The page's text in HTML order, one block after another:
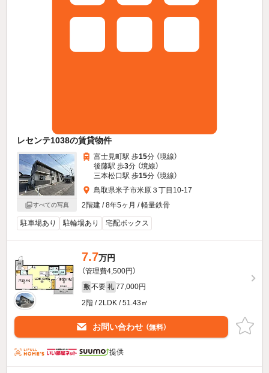
レセンテ1038の賃貸物件
すべての写真
富士見町駅 歩15分 （境線）
後藤駅 歩3分 （境線）
三本松口駅 歩15分 （境線）
鳥取県米子市米原３丁目10-17
2階建 / 8年5ヶ月 / 軽量鉄骨
駐車場あり 駐輪場あり 宅配ボックス
7.7万円
（管理費4,500円）
敷 不要 礼 77,000円
2階 / 2LDK / 51.43㎡
お問い合わせ （無料）
提供